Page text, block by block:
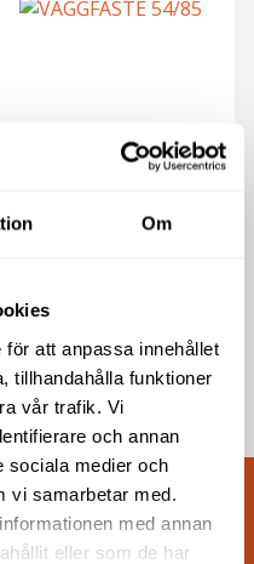
Om
att anpassa innehållet
tillhandahålla funktioner
vår trafik. Vi
och annan
sociala medier och
vi samarbetar med.
med annan
eller som de har
(1 000
Köp